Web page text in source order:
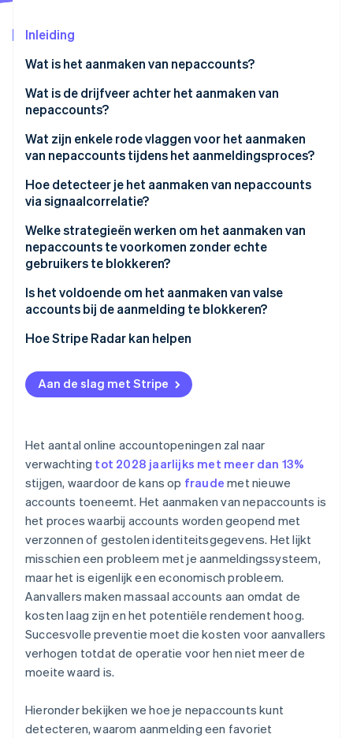
Climate
Online identiteitsverificatie
Stripe Sessions 2026
Ontdek hoe Stripe de economische
Partners
Stripe App Marketplace
Inleiding
Wat is het aanmaken van nepaccounts?
Wat is de drijfveer achter het aanmaken van
nepaccounts?
Misbruik van gratis proefperiodes en promoties
Spam en manipulatie van platforms
API en datascraping
Infrastructuur voor credential stuffing
Voorbereiding op betalingsfraude
Wat zijn enkele rode vlaggen voor het aanmaken
van nepaccounts tijdens het aanmeldingsproces?
E-mailsignalen
Signalen van apparaten en netwerken
Gedragssignalen
Signalen van identiteitscoherentie
Hoe detecteer je het aanmaken van nepaccounts
via signaalcorrelatie?
Welke strategieën werken om het aanmaken van
nepaccounts te voorkomen zonder echte
gebruikers te blokkeren?
Is het voldoende om het aanmaken van valse
accounts bij de aanmelding te blokkeren?
Hoe Stripe Radar kan helpen
Aan de slag met Stripe
Het aantal online accountopeningen zal naar
verwachting tot 2028 jaarlijks met meer dan 13%
stijgen, waardoor de kans op fraude met nieuwe
accounts toeneemt. Het aanmaken van nepaccounts is
het proces waarbij accounts worden geopend met
verzonnen of gestolen identiteitsgegevens. Het lijkt
misschien een probleem met je aanmeldingssysteem,
maar het is eigenlijk een economisch probleem.
Aanvallers maken massaal accounts aan omdat de
kosten laag zijn en het potentiële rendement hoog.
Succesvolle preventie moet die kosten voor aanvallers
verhogen totdat de operatie voor hen niet meer de
moeite waard is.
Hieronder bekijken we hoe je nepaccounts kunt
detecteren, waarom aanmelding een favoriet